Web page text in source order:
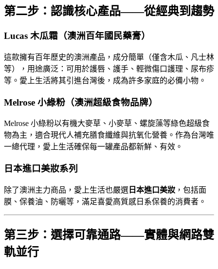
第二步：認識核心產品——從經典到趨勢
Lucas 木瓜霜（澳洲百年國民藥膏）
這款擁有百年歷史的澳洲產品，成分簡單（僅含木瓜、凡士林
等），用途廣泛：可用於護唇、護手、輕微傷口護理、尿布疹
等。愛上生活將其引進台灣後，成為許多家庭的必備小物。
Melrose 小綠粉（澳洲超級食物品牌）
Melrose 小綠粉以有機大麥草、小麥草、螺旋藻等綠色超級食
物為主，適合現代人補充膳食纖維與抗氧化營養。作為台灣唯
一總代理，愛上生活確保每一罐產品都新鮮、有效。
日本進口美妝系列
除了澳洲主力商品，愛上生活也嚴選 日本進口美妝 ，包括面
膜、保養油、防曬等，滿足喜愛高質感日系保養的消費者。
第三步：選擇可靠通路——實體與網路雙
軌並行